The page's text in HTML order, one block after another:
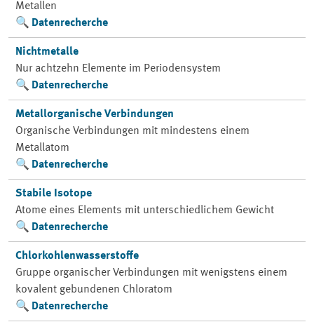
Metallen
Datenrecherche
Nichtmetalle
Nur achtzehn Elemente im Periodensystem
Datenrecherche
Metallorganische Verbindungen
Organische Verbindungen mit mindestens einem
Metallatom
Datenrecherche
Stabile Isotope
Atome eines Elements mit unterschiedlichem Gewicht
Datenrecherche
Chlorkohlenwasserstoffe
Gruppe organischer Verbindungen mit wenigstens einem
kovalent gebundenen Chloratom
Datenrecherche